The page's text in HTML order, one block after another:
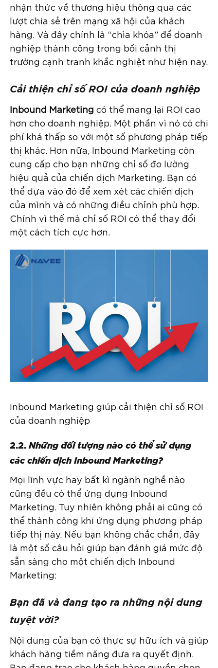
nhận thức về thương hiệu thông qua các
lượt chia sẻ trên mạng xã hội của khách
hàng. Và đây chính là “chìa khóa” để doanh
nghiệp thành công trong bối cảnh thị
trường cạnh tranh khắc nghiệt như hiện nay.
Cải thiện chỉ số ROI của doanh nghiệp
Inbound Marketing có thể mang lại ROI cao
hơn cho doanh nghiệp. Một phần vì nó có chi
phí khá thấp so với một số phương pháp tiếp
thị khác. Hơn nữa, Inbound Marketing còn
cung cấp cho bạn những chỉ số đo lường
hiệu quả của chiến dịch Marketing. Bạn có
thể dựa vào đó để xem xét các chiến dịch
của mình và có những điều chỉnh phù hợp.
Chính vì thế mà chỉ số ROI có thể thay đổi
một cách tích cực hơn.
Inbound Marketing giúp cải thiện chỉ số ROI
của doanh nghiệp
2.2. Những đối tượng nào có thể sử dụng
các chiến dịch Inbound Marketing?
Mọi lĩnh vực hay bất kì ngành nghề nào
cũng đều có thể ứng dụng Inbound
Marketing. Tuy nhiên không phải ai cũng có
thể thành công khi ứng dụng phương pháp
tiếp thị này. Nếu bạn không chắc chắn, đây
là một số câu hỏi giúp bạn đánh giá mức độ
sẵn sàng cho một chiến dịch Inbound
Marketing:
Bạn đã và đang tạo ra những nội dung
tuyệt vời?
Nội dung của bạn có thực sự hữu ích và giúp
khách hàng tiềm năng đưa ra quyết định.